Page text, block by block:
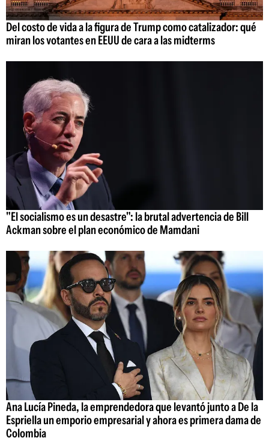
Del costo de vida a la figura de Trump como catalizador: qué
miran los votantes en EEUU de cara a las midterms
"El socialismo es un desastre": la brutal advertencia de Bill
Ackman sobre el plan económico de Mamdani
Ana Lucía Pineda, la emprendedora que levantó junto a De la
Espriella un emporio empresarial y ahora es primera dama de
Colombia